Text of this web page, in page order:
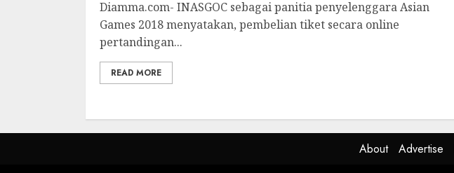
Diamma.com- INASGOC sebagai panitia penyelenggara Asian
Games 2018 menyatakan, pembelian tiket secara online
pertandingan...
READ MORE
About Advertise